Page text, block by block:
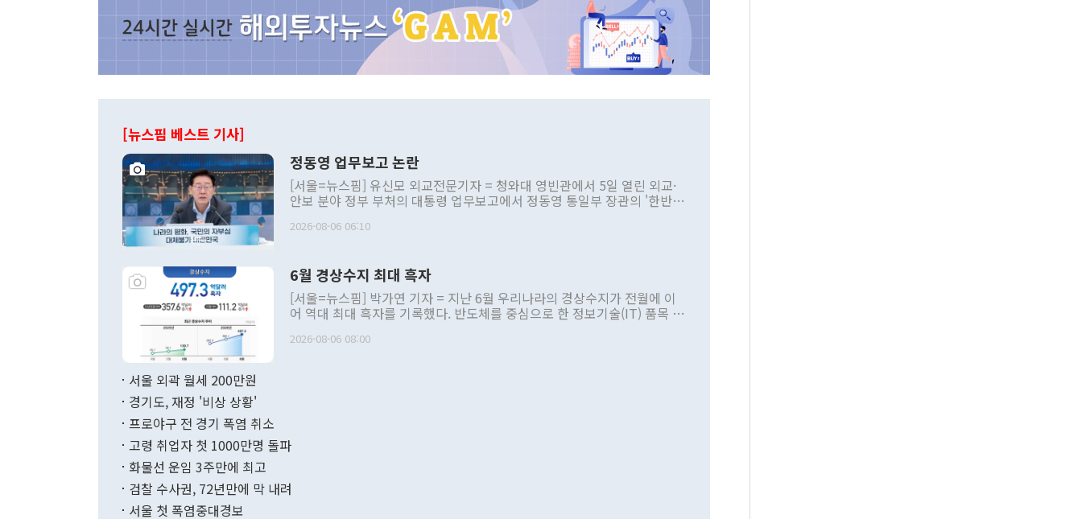
[뉴스핌 베스트 기사]
정동영 업무보고 논란
[서울=뉴스핌] 유신모 외교전문기자 = 청와대 영빈관에서 5일 열린 외교·
안보 분야 정부 부처의 대통령 업무보고에서 정동영 통일부 장관의 '한반도
발언 중에는 정부 내 조율을 거치지 않은 사안을 정책으로 추진하겠다고 공
주의적 희망에 근거한 비현실적 구상'이라는 비판을 내놨다. 그동안 정 장
관의 대북 정책 관련 발언이 물의를 빚은 적은 여러 번 있지만 대통령과 유
관 부처 장관이 공개적으로 부정적 입장을 표명한 것은 이례적이다. 정 장
관의 무리한 대북 접근법과 월권을 제어해야 한다는 목소리도 높아지고 있
다. [정동영 통일부 장관이 지난달 23일 오후 서울 종로구 정부서울청사에
무너졌다고도 했다. 또 "현 시점에서 흘러간 선(先)비핵화만 되뇌는 것은
함께 4자 대화의 동력을 확보하기 위해 최선을 다할 것"이라고 말했다. 하
2026-08-06 06:10
6월 경상수지 최대 흑자
[서울=뉴스핌] 박가연 기자 = 지난 6월 우리나라의 경상수지가 전월에 이
어 역대 최대 흑자를 기록했다. 반도체를 중심으로 한 정보기술(IT) 품목 수
료=한국은행] 한국은행이 6일 발표한 '2026년 6월 국제수지(잠정)'에 따르
며 월간 기준 처음으로 1000억달러를 넘어섰다. 상품수입은 644억8000만
196.9% 급증했고 컴퓨터·주변기기(SSD)는 282.7% 증가했다. IT 품목
수출은 160.4% 늘었으며 비IT 품목도 ▲석유제품(47.5%) ▲화공품
2026-08-06 08:00
서울 외곽 월세 200만원
경기도, 재정 '비상 상황'
프로야구 전 경기 폭염 취소
고령 취업자 첫 1000만명 돌파
화물선 운임 3주만에 최고
검찰 수사권, 72년만에 막 내려
서울 첫 폭염중대경보